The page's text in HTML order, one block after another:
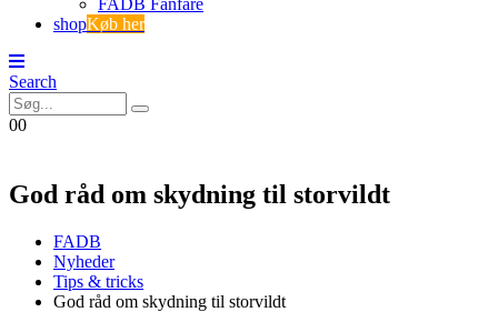
FADB Fanfare
shopKøb her
Search
00
God råd om skydning til storvildt
FADB
Nyheder
Tips & tricks
God råd om skydning til storvildt